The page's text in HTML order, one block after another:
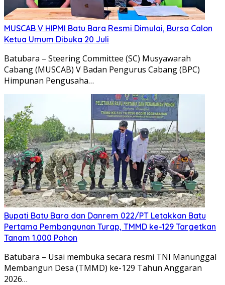
MUSCAB V HIPMI Batu Bara Resmi Dimulai, Bursa Calon
Ketua Umum Dibuka 20 Juli
Batubara – Steering Committee (SC) Musyawarah
Cabang (MUSCAB) V Badan Pengurus Cabang (BPC)
Himpunan Pengusaha…
Bupati Batu Bara dan Danrem 022/PT Letakkan Batu
Pertama Pembangunan Turap, TMMD ke-129 Targetkan
Tanam 1.000 Pohon
Batubara – Usai membuka secara resmi TNI Manunggal
Membangun Desa (TMMD) ke-129 Tahun Anggaran
2026…